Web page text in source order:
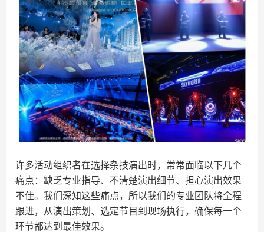
许多活动组织者在选择杂技演出时，常常面临以下几个
痛点：缺乏专业指导、不清楚演出细节、担心演出效果
不佳。我们深知这些痛点，所以我们的专业团队将全程
跟进，从演出策划、选定节目到现场执行，确保每一个
环节都达到最佳效果。